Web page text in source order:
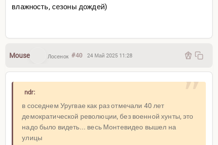
влажность, сезоны дождей)
Mouse Лосенок #40 24 Май 2025 11:28
ndr:
в соседнем Уругвае как раз отмечали 40 лет
демократической революции, без военной хунты, это
надо было видеть... весь Монтевидео вышел на
улицы